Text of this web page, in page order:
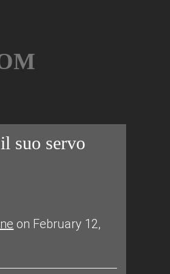
suo servo
on February 12,